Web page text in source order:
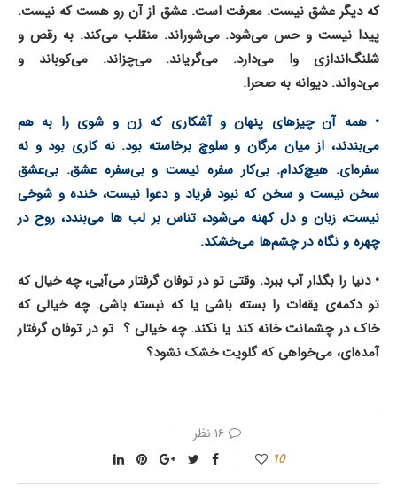
که دیگر عشق نیست. معرفت است.عشق از آن رو هست که نیست.
پیدا نیست و حس می‌شود. می‌شوراند. منقلب می‌کند.به رقص و
شلنگ‌اندازی وا می‌دارد. می‌گریاند. می‌چزاند. می‌کوباند و
می‌دواند.دیوانه به صحرا.
• همه آن چیزهای پنهان و آشکاری که زن و شوی را به هم
می‌بندند، از میان مرگان و سلوچ برخاسته بود.نه کاری بود و نه
سفره‌ای. هیچ‌کدام.بی‌کار سفره نیست و بی‌سفره عشق. بی‌عشق
سخن نیست و سخن که نبود فریاد و دعوا نیست، خنده و شوخی
نیست، زبان و دل کهنه می‌شود، تناس بر لب ها می‌بندد، روح در
چهره و نگاه در چشم‌ها می‌خشکد.
• دنیا را بگذار آب ببرد. وقتی تو در توفان گرفتار می‌آیی، چه خیال که
تو دکمه‌ی یقه‌ات را بسته باشی یا که نبسته باشی.چه خیالی که
خاک در چشمانت خانه کند یا نکند. چه خیالی ؟ تو در توفان گرفتار
آمده‌ای، می‌خواهی که گلویت خشک نشود؟
۱۶ نظر
10